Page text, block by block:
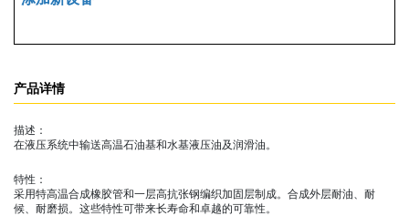
产品详情
描述：
在液压系统中输送高温石油基和水基液压油及润滑油。
特性：
采用特高温合成橡胶管和一层高抗张钢编织加固层制成。合成外层耐油、耐
候、耐磨损。这些特性可带来长寿命和卓越的可靠性。